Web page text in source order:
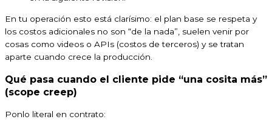
En tu operación esto está clarísimo: el plan base se respeta y
los costos adicionales no son “de la nada”, suelen venir por
cosas como videos o APIs (costos de terceros) y se tratan
aparte cuando crece la producción.
Qué pasa cuando el cliente pide “una cosita más”
(scope creep)
Ponlo literal en contrato: